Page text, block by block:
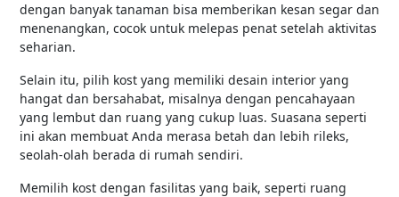
dengan banyak tanaman bisa memberikan kesan segar dan
menenangkan, cocok untuk melepas penat setelah aktivitas
seharian.
Selain itu, pilih kost yang memiliki desain interior yang
hangat dan bersahabat, misalnya dengan pencahayaan
yang lembut dan ruang yang cukup luas. Suasana seperti
ini akan membuat Anda merasa betah dan lebih rileks,
seolah-olah berada di rumah sendiri.
Memilih kost dengan fasilitas yang baik, seperti ruang